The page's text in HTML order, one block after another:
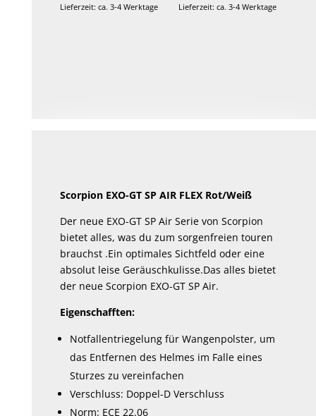
Lieferzeit: ca. 3-4 Werktage Lieferzeit: ca. 3-4 Werktage
Scorpion EXO-GT SP AIR FLEX Rot/Weiß
Der neue EXO-GT SP Air Serie von Scorpion
bietet alles, was du zum sorgenfreien touren
brauchst .Ein optimales Sichtfeld oder eine
absolut leise Geräuschkulisse.Das alles bietet
der neue Scorpion EXO-GT SP Air.
Eigenschafften:
Notfallentriegelung für Wangenpolster, um
das Entfernen des Helmes im Falle eines
Sturzes zu vereinfachen
Verschluss: Doppel-D Verschluss
Norm: ECE 22.06